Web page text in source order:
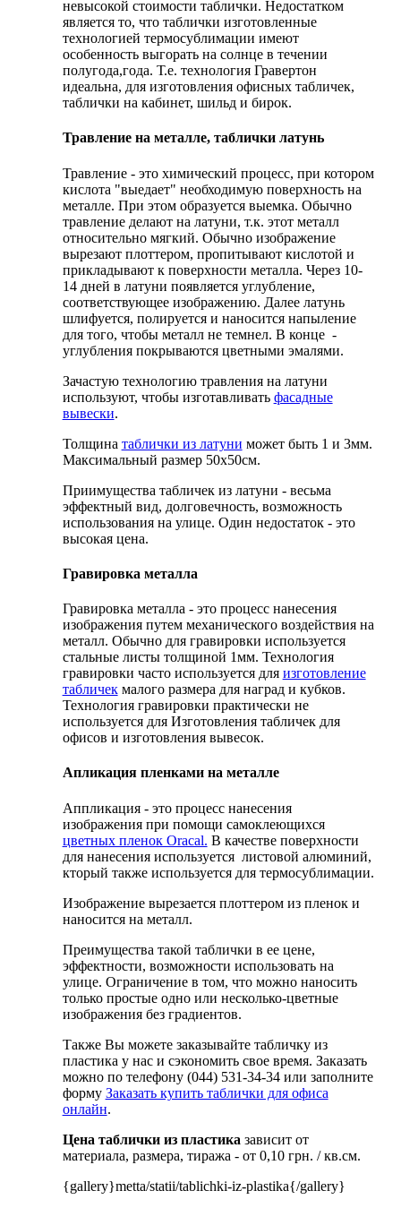
невысокой стоимости таблички. Недостатком
является то, что таблички изготовленные
технологией термосублимации имеют
особенность выгорать на солнце в течении
полугода,года. Т.е. технология Гравертон
идеальна, для изготовления офисных табличек,
таблички на кабинет, шильд и бирок.
Травление на металле, таблички латунь
Травление - это химический процесс, при котором
кислота "выедает" необходимую поверхность на
металле. При этом образуется выемка. Обычно
травление делают на латуни, т.к. этот металл
относительно мягкий. Обычно изображение
вырезают плоттером, пропитывают кислотой и
прикладывают к поверхности металла. Через 10-
14 дней в латуни появляется углубление,
соответствующее изображению. Далее латунь
шлифуется, полируется и наносится напыление
для того, чтобы металл не темнел. В конце -
углубления покрываются цветными эмалями.
Зачастую технологию травления на латуни
используют, чтобы изготавливать фасадные
вывески.
Толщина таблички из латуни может быть 1 и 3мм.
Максимальный размер 50х50см.
Приимущества табличек из латуни - весьма
эффектный вид, долговечность, возможность
использования на улице. Один недостаток - это
высокая цена.
Гравировка металла
Гравировка металла - это процесс нанесения
изображения путем механического воздействия на
металл. Обычно для гравировки используется
стальные листы толщиной 1мм. Технология
гравировки часто используется для изготовление
табличекмалого размера для наград и кубков.
Технология гравировки практически не
используется для Изготовления табличек для
офисов и изготовления вывесок.
Апликация пленками на металле
Аппликация - это процесс нанесения
изображения при помощи самоклеющихся
цветных пленок Oracal. В качестве поверхности
для нанесения используется листовой алюминий,
кторый также используется для термосублимации.
Изображение вырезается плоттером из пленок и
наносится на металл.
Преимущества такой таблички в ее цене,
эффектности, возможности использовать на
улице. Ограничение в том, что можно наносить
только простые одно или несколько-цветные
изображения без градиентов.
Также Вы можете заказывайте табличку из
пластика у нас и сэкономить свое время. Заказать
можно по телефону (044) 531-34-34 или заполните
форму Заказать купить таблички для офиса
онлайн.
Цена таблички из пластика зависит от
материала, размера, тиража - от 0,10 грн. / кв.см.
{gallery}metta/statii/tablichki-iz-plastika{/gallery}